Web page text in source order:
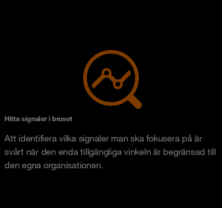
Hitta signaler i bruset
Att identifiera vilka signaler man ska fokusera på är
svårt när den enda tillgängliga vinkeln är begränsad till
den egna organisationen.